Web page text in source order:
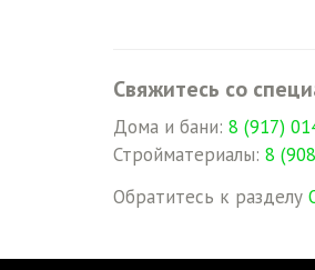
Свяжитесь со
Дома и бани: 8 (917)
Стройматериалы: 8
Обратитесь к разделу